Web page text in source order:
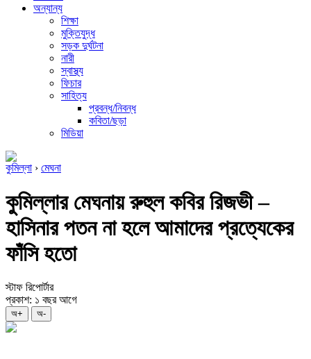
অন্যান্য
শিক্ষা
মুক্তিযুদ্ধ
সড়ক দুর্ঘটনা
নারী
স্বাস্থ্য
ফিচার
সাহিত্য
প্রবন্ধ/নিবন্ধ
কবিতা/ছড়া
মিডিয়া
কুমিল্লা › মেঘনা
কুমিল্লার মেঘনায় রুহুল কবির রিজভী –
হাসিনার পতন না হলে আমাদের প্রত্যেকের
ফাঁসি হতো
স্টাফ রিপোর্টার
প্রকাশ: ১ বছর আগে
অ+ অ-